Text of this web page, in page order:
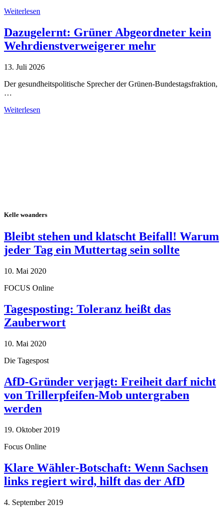
Weiterlesen
Dazugelernt: Grüner Abgeordneter kein
Wehrdienstverweigerer mehr
13. Juli 2026
Der gesundheitspolitische Sprecher der Grünen-Bundestagsfraktion,
…
Weiterlesen
Kelle woanders
Bleibt stehen und klatscht Beifall! Warum
jeder Tag ein Muttertag sein sollte
10. Mai 2020
FOCUS Online
Tagesposting: Toleranz heißt das
Zauberwort
10. Mai 2020
Die Tagespost
AfD-Gründer verjagt: Freiheit darf nicht
von Trillerpfeifen-Mob untergraben
werden
19. Oktober 2019
Focus Online
Klare Wähler-Botschaft: Wenn Sachsen
links regiert wird, hilft das der AfD
4. September 2019